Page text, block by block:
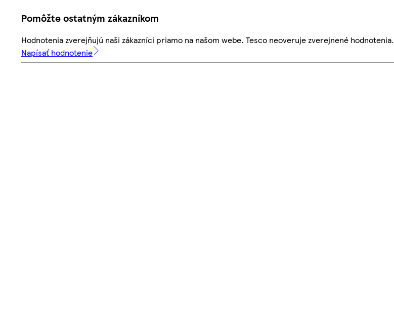
Pomôžte ostatným zákazníkom
Hodnotenia zverejňujú naši zákazníci priamo na našom webe. Tesco neoveruje zverejnené hodnotenia.
Napísať hodnotenie